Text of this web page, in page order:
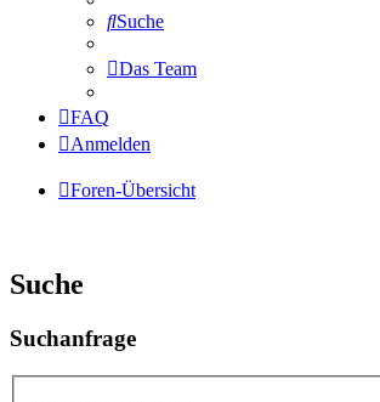
Suche
Das Team
FAQ
Anmelden
Foren-Übersicht
Suche
Suchanfrage